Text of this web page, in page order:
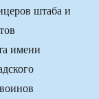
штаба и
имени